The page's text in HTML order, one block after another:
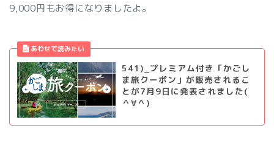
9,000円もお得になりましたよ。
541)_プレミアム付き「かごし
ま旅クーポン」が販売されるこ
とが7月9日に発表されました(
＾∀＾)